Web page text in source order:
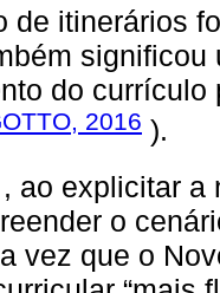
de itinerários
do
2016 ).
, ao explicitar a
o
vez que o